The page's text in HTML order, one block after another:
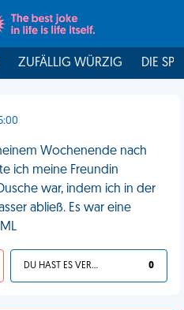
ZUFÄLLIG WÜRZIG DIE
Wochenende nach
ich meine Freundin
war, indem ich in der
abließ. Es war eine
DU HAST ES VERDIENT 0